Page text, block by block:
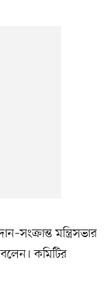
মন্ত্রিসভার
কমিটির